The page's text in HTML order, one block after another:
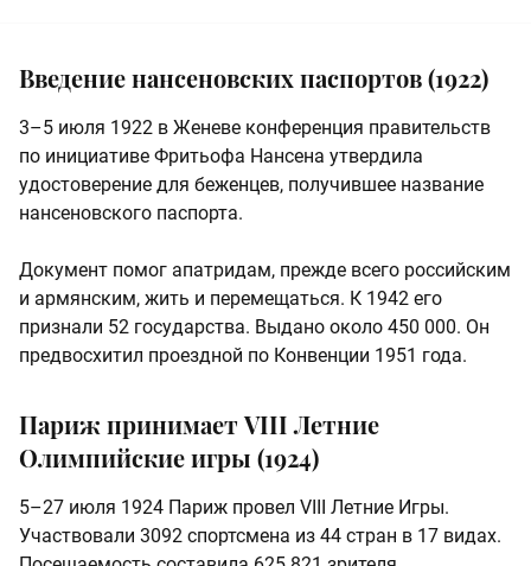
Введение нансеновских паспортов (1922)
3–5 июля 1922 в Женеве конференция правительств
по инициативе Фритьофа Нансена утвердила
удостоверение для беженцев, получившее название
нансеновского паспорта.
Документ помог апатридам, прежде всего российским
и армянским, жить и перемещаться. К 1942 его
признали 52 государства. Выдано около 450 000. Он
предвосхитил проездной по Конвенции 1951 года.
Париж принимает VIII Летние
Олимпийские игры (1924)
5–27 июля 1924 Париж провел VIII Летние Игры.
Участвовали 3092 спортсмена из 44 стран в 17 видах.